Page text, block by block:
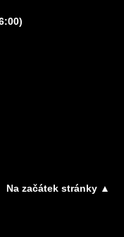
Na začátek stránky ▲